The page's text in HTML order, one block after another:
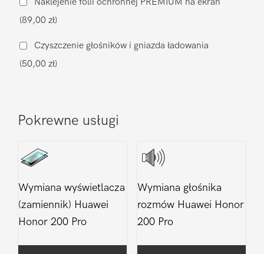
Huawei
Honor
200
Pro
(89,00 zł)
Czyszczenie głośników i gniazda ładowania
(50,00 zł)
Pokrewne usługi
Wymiana wyświetlacza
(zamiennik) Huawei
Honor 200 Pro
Wymiana głośnika
rozmów Huawei Honor
200 Pro